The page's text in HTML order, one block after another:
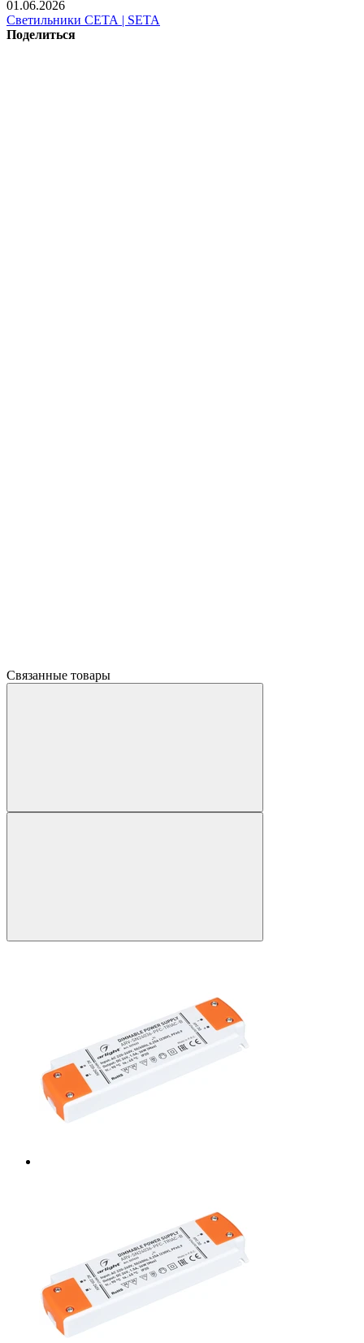
01.06.2026
Светильники СЕТА | SETA
Поделиться
Связанные товары